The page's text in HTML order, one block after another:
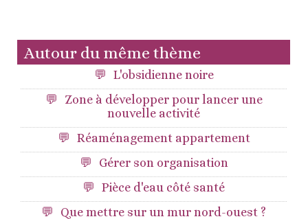
Autour du même thème
L'obsidienne noire
Zone à développer pour lancer une
nouvelle activité
Réaménagement appartement
Gérer son organisation
Pièce d'eau côté santé
Que mettre sur un mur nord-ouest ?